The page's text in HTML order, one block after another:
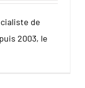
de
2003, le